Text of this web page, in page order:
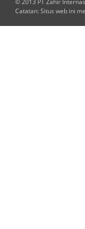
© 2013 PT Zahir
Catatan: Situs web ini